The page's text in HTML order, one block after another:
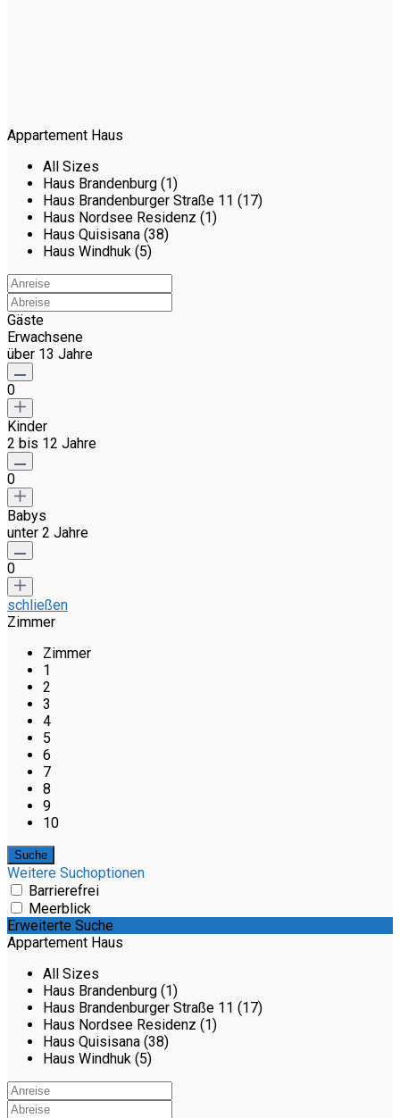
Appartement Haus
All Sizes
Haus Brandenburg (1)
Haus Brandenburger Straße 11 (17)
Haus Nordsee Residenz (1)
Haus Quisisana (38)
Haus Windhuk (5)
Gäste
Erwachsene
über 13 Jahre
0
Kinder
2 bis 12 Jahre
0
Babys
unter 2 Jahre
0
schließen
Zimmer
Zimmer
1
2
3
4
5
6
7
8
9
10
Weitere Suchoptionen
Barrierefrei
Meerblick
Erweiterte Suche
Appartement Haus
All Sizes
Haus Brandenburg (1)
Haus Brandenburger Straße 11 (17)
Haus Nordsee Residenz (1)
Haus Quisisana (38)
Haus Windhuk (5)